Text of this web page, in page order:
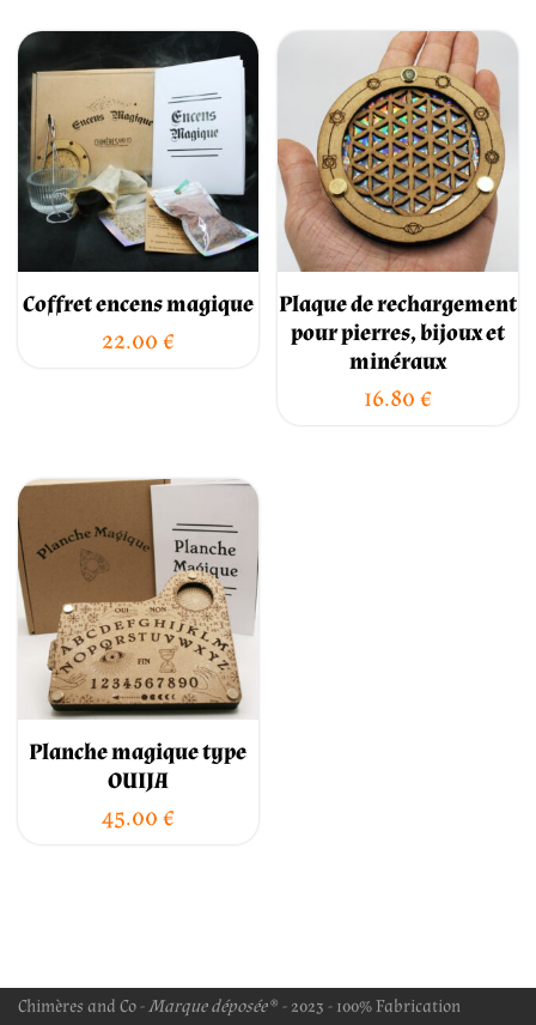
Coffret encens magique
22.00€
Plaque de rechargement
pour pierres, bijoux et
minéraux
16.80€
Planche magique type
OUIJA
45.00€
Chimères and Co -Marque déposée® - 2023 - 100% Fabrication